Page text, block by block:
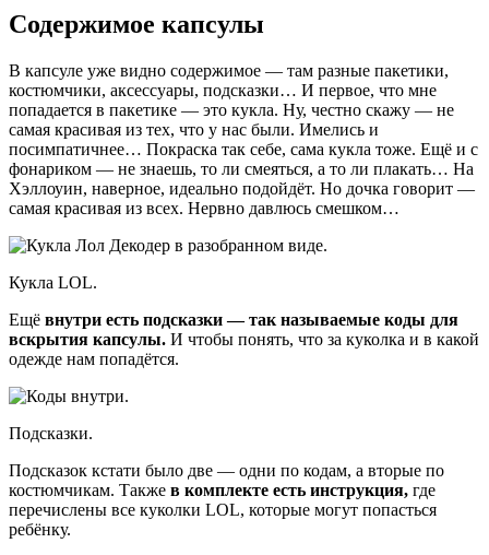
Содержимое капсулы
В капсуле уже видно содержимое — там разные пакетики,
костюмчики, аксессуары, подсказки… И первое, что мне
попадается в пакетике — это кукла. Ну, честно скажу — не
самая красивая из тех, что у нас были. Имелись и
посимпатичнее… Покраска так себе, сама кукла тоже. Ещё и с
фонариком — не знаешь, то ли смеяться, а то ли плакать… На
Хэллоуин, наверное, идеально подойдёт. Но дочка говорит —
самая красивая из всех. Нервно давлюсь смешком…
Кукла LOL.
Ещё внутри есть подсказки — так называемые коды для
вскрытия капсулы. И чтобы понять, что за куколка и в какой
одежде нам попадётся.
Подсказки.
Подсказок кстати было две — одни по кодам, а вторые по
костюмчикам. Также в комплекте есть инструкция, где
перечислены все куколки LOL, которые могут попасться
ребёнку.